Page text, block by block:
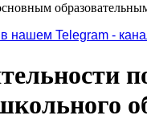
в нашем Telegram -